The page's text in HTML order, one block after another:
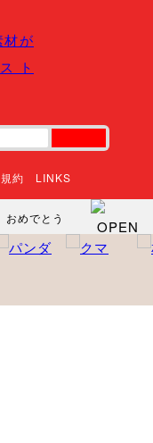
規約 LINKS
おめでとう
それな